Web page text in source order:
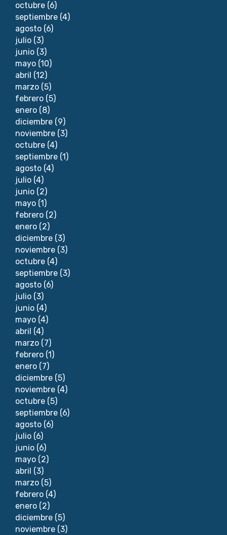
octubre (6)
septiembre (4)
agosto (6)
julio (3)
junio (3)
mayo (10)
abril (12)
marzo (5)
febrero (5)
enero (8)
diciembre (9)
noviembre (3)
octubre (4)
septiembre (1)
agosto (4)
julio (4)
junio (2)
mayo (1)
febrero (2)
enero (2)
diciembre (3)
noviembre (3)
octubre (4)
septiembre (3)
agosto (6)
julio (3)
junio (4)
mayo (4)
abril (4)
marzo (7)
febrero (1)
enero (7)
diciembre (5)
noviembre (4)
octubre (5)
septiembre (6)
agosto (6)
julio (6)
junio (6)
mayo (2)
abril (3)
marzo (5)
febrero (4)
enero (2)
diciembre (5)
noviembre (3)